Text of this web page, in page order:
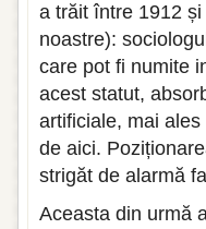
a trăit între 1912
noastre):
care pot fi numite
acest statut,
artificiale, mai
de aici.
strigăt de alarmă
Aceasta din urmă